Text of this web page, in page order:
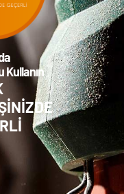
Kullanın